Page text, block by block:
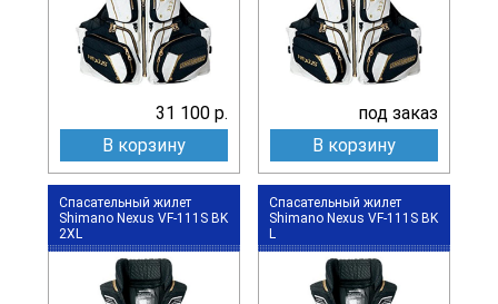
31 100 р.
В корзину
под заказ
В корзину
Спасательный жилет
Shimano Nexus VF-111S BK
2XL
Спасательный жилет
Shimano Nexus VF-111S BK
L